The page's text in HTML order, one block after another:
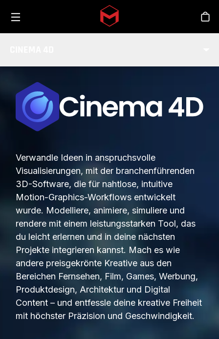
Skip to main content
Verwandle Ideen in anspruchsvolle
Visualisierungen, mit der branchenführenden
3D-Software, die für nahtlose, intuitive
Motion-Graphics-Workflows entwickelt
wurde. Modelliere, animiere, simuliere und
rendere mit einem leistungsstarken Tool, das
du leicht erlernen und in deine nächsten
Projekte integrieren kannst. Mach es wie
andere preisgekrönte Kreative aus den
Bereichen Fernsehen, Film, Games, Werbung,
Produktdesign, Architektur und Digital
Content – und entfessle deine kreative Freiheit
mit höchster Präzision und Geschwindigkeit.